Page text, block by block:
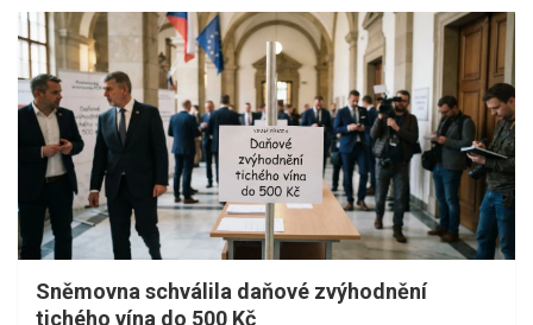
Sněmovna schválila daňové zvýhodnění
tichého vína do 500 Kč